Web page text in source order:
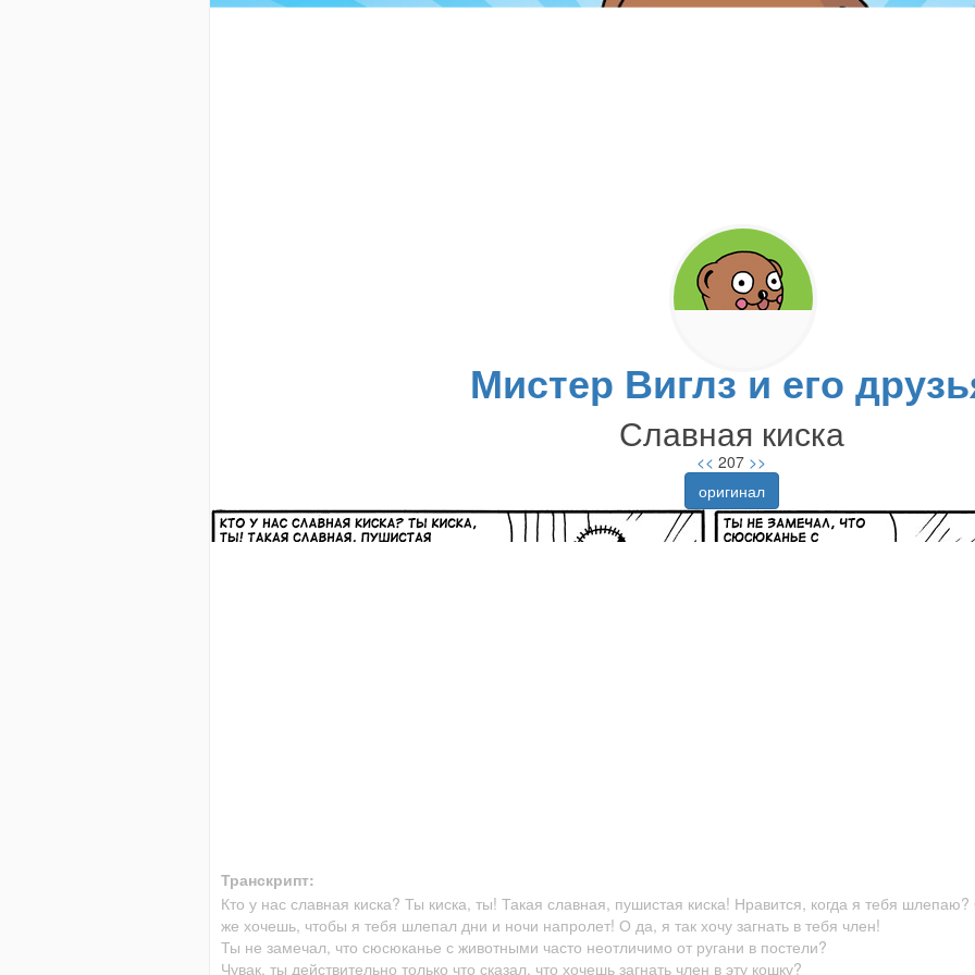
Мистер Виглз и его
Славная киска
<< 207 >>
оригинал
Транскрипт:
Кто у нас славная киска? Ты киска, ты! Такая славная, пушистая киска! Нравится, когда я тебя
же хочешь, чтобы я тебя шлепал дни и ночи напролет! О да, я так хочу загнать в тебя член!
Ты не замечал, что сюсюканье с животными часто неотличимо от ругани в постели?
Чувак, ты действительно только что сказал, что хочешь загнать член в эту кошку?